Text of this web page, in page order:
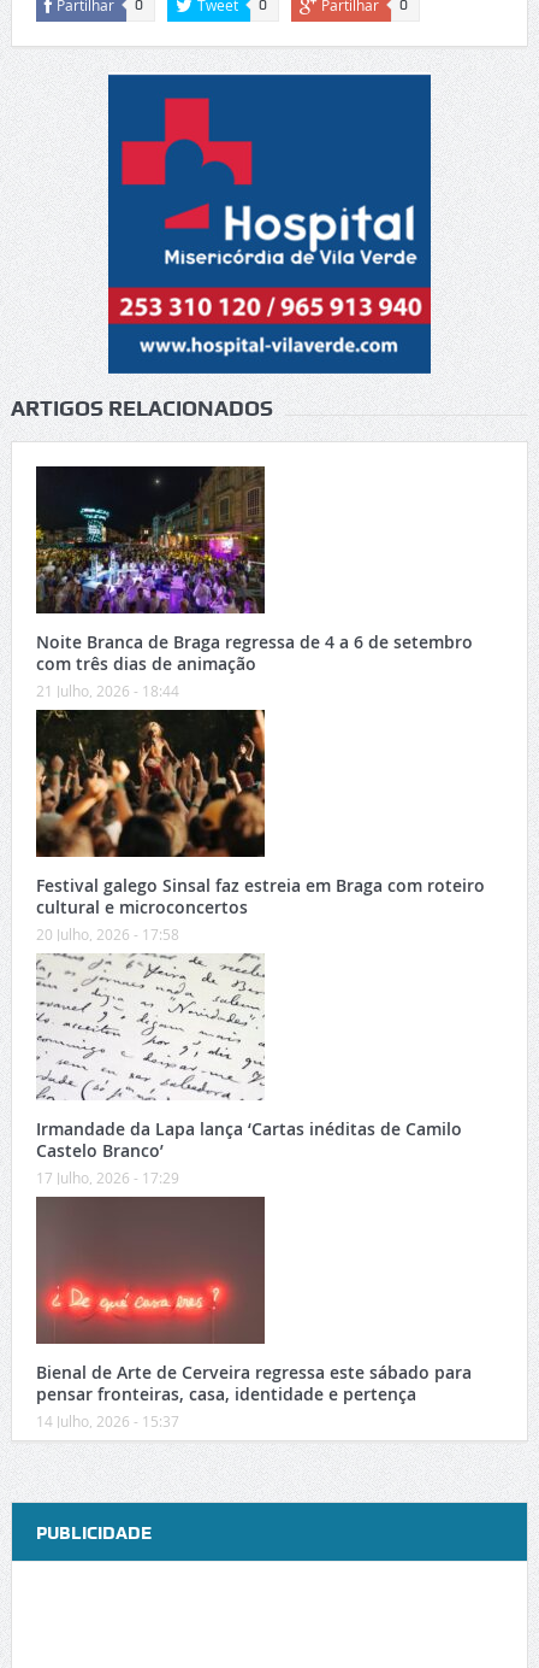
Partilhar 0 Tweet 0 Partilhar 0
ARTIGOS RELACIONADOS
Noite Branca de Braga regressa de 4 a 6 de setembro
com três dias de animação
21 Julho, 2026 - 18:44
Festival galego Sinsal faz estreia em Braga com roteiro
cultural e microconcertos
20 Julho, 2026 - 17:58
Irmandade da Lapa lança ‘Cartas inéditas de Camilo
Castelo Branco’
17 Julho, 2026 - 17:29
Bienal de Arte de Cerveira regressa este sábado para
pensar fronteiras, casa, identidade e pertença
14 Julho, 2026 - 15:37
PUBLICIDADE